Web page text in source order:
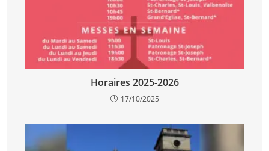
Horaires 2025-2026
17/10/2025